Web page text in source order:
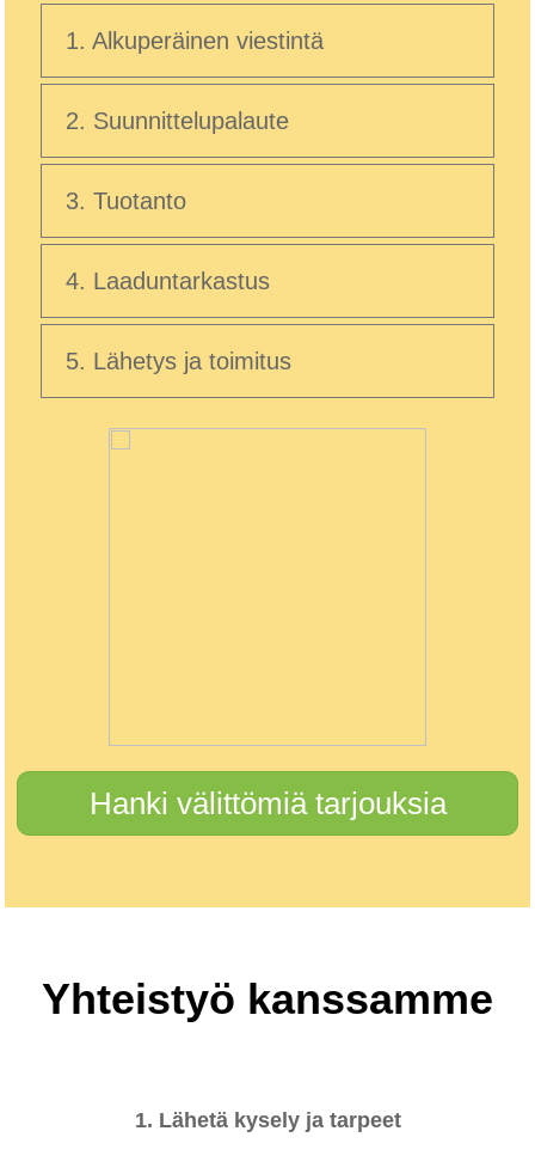
1. Alkuperäinen viestintä
2. Suunnittelupalaute
3. Tuotanto
4. Laaduntarkastus
5. Lähetys ja toimitus
Hanki välittömiä tarjouksia
Yhteistyö kanssamme
1. Lähetä kysely ja tarpeet